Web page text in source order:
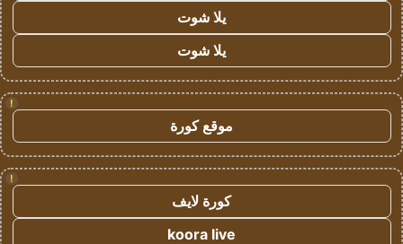
يلا شوت
يلا شوت
!
موقع كورة
!
كورة لايف
koora live